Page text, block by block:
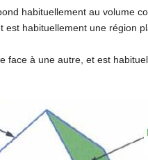
habituellement au volume
habituellement une région
face à une autre, et est